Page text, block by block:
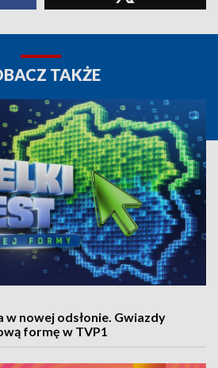
TAKŻE
w nowej odsłonie. Gwiazdy
formę w TVP1